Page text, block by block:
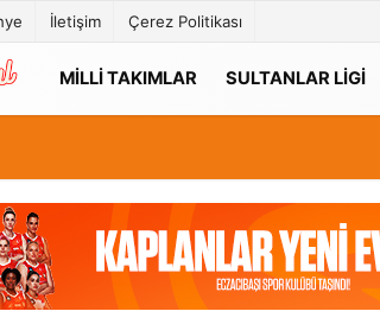
İletişim Çerez Politikası
MILLI TAKIMLAR SULTANLAR LIGI